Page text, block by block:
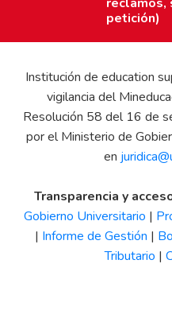
petición)
Institución de education
vigilancia del
Resolución 58 del 16 de
por el Ministerio de
en
Transparencia y
Gobierno Universitario |
| Informe de Gestión |
Tributario |